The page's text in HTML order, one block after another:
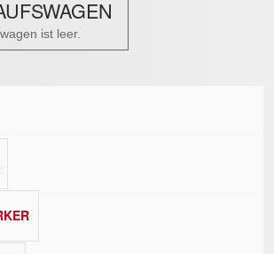
ist leer.